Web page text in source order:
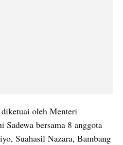
oleh Menteri
Sadewa bersama 8 anggota
Suahasil Nazara, Bambang